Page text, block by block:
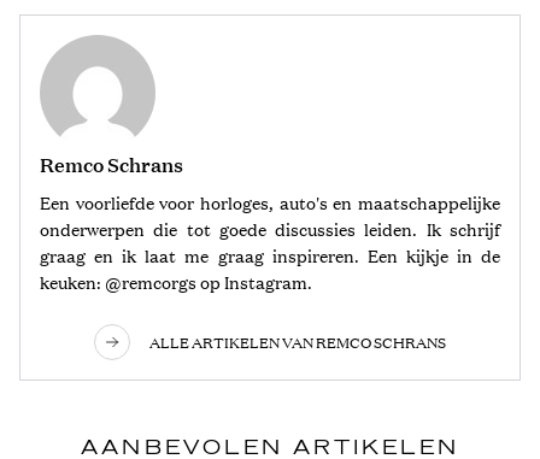
Remco Schrans
Een voorliefde voor horloges, auto's en maatschappelijke
onderwerpen die tot goede discussies leiden. Ik schrijf
graag en ik laat me graag inspireren. Een kijkje in de
keuken: @remcorgs op Instagram.
ALLE ARTIKELEN VAN REMCO SCHRANS
AANBEVOLEN ARTIKELEN